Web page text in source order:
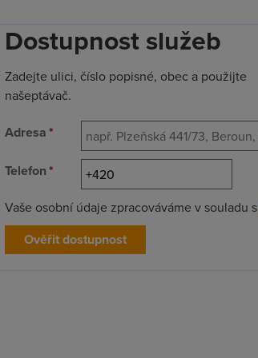
Dostupnost služeb
Zadejte ulici, číslo popisné, obec a použijte
našeptávač.
Adresa*
Telefon*
Vaše osobní údaje zpracováváme v souladu s
Ověřit dostupnost